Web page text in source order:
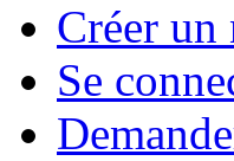
Créer un
Se